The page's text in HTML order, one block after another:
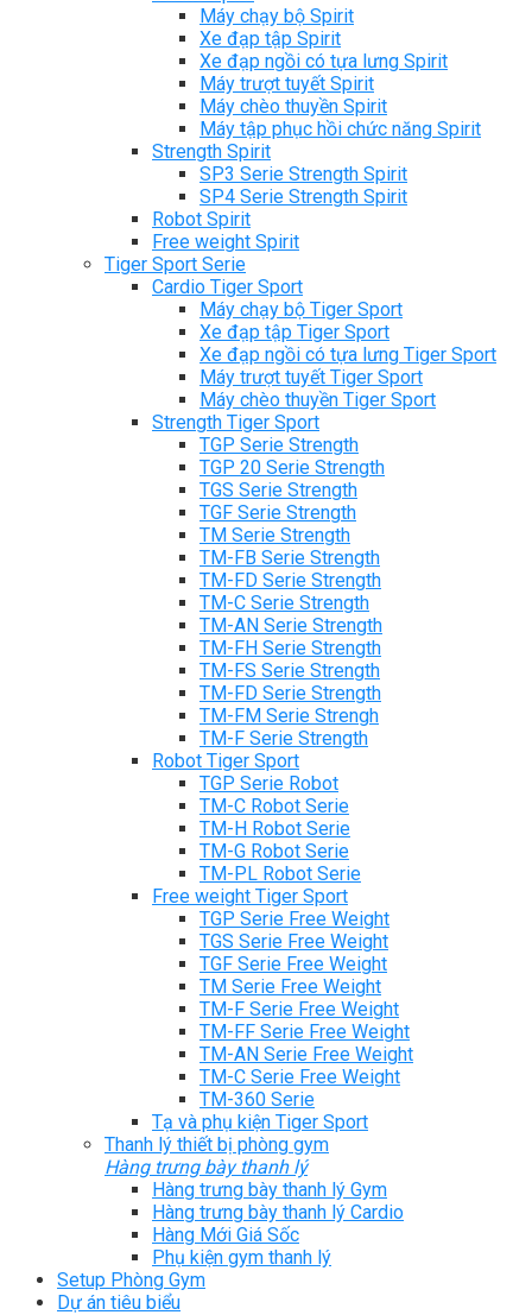
Máy chạy bộ Spirit
Xe đạp tập Spirit
Xe đạp ngồi có tựa lưng Spirit
Máy trượt tuyết Spirit
Máy chèo thuyền Spirit
Máy tập phục hồi chức năng Spirit
Strength Spirit
SP3 Serie Strength Spirit
SP4 Serie Strength Spirit
Robot Spirit
Free weight Spirit
Tiger Sport Serie
Cardio Tiger Sport
Máy chạy bộ Tiger Sport
Xe đạp tập Tiger Sport
Xe đạp ngồi có tựa lưng Tiger Sport
Máy trượt tuyết Tiger Sport
Máy chèo thuyền Tiger Sport
Strength Tiger Sport
TGP Serie Strength
TGP 20 Serie Strength
TGS Serie Strength
TGF Serie Strength
TM Serie Strength
TM-FB Serie Strength
TM-FD Serie Strength
TM-C Serie Strength
TM-AN Serie Strength
TM-FH Serie Strength
TM-FS Serie Strength
TM-FD Serie Strength
TM-FM Serie Strengh
TM-F Serie Strength
Robot Tiger Sport
TGP Serie Robot
TM-C Robot Serie
TM-H Robot Serie
TM-G Robot Serie
TM-PL Robot Serie
Free weight Tiger Sport
TGP Serie Free Weight
TGS Serie Free Weight
TGF Serie Free Weight
TM Serie Free Weight
TM-F Serie Free Weight
TM-FF Serie Free Weight
TM-AN Serie Free Weight
TM-C Serie Free Weight
TM-360 Serie
Tạ và phụ kiện Tiger Sport
Thanh lý thiết bị phòng gym
Hàng trưng bày thanh lý
Hàng trưng bày thanh lý Gym
Hàng trưng bày thanh lý Cardio
Hàng Mới Giá Sốc
Phụ kiện gym thanh lý
Setup Phòng Gym
Dự án tiêu biểu